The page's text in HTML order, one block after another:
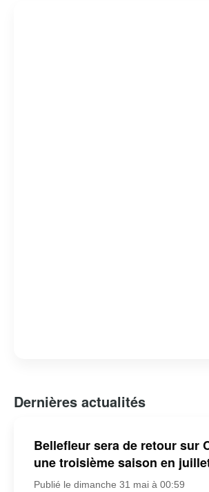
Dernières actualités
Bellefleur sera de retour sur
une troisième saison en
Publié le dimanche 31 mai à 00:59